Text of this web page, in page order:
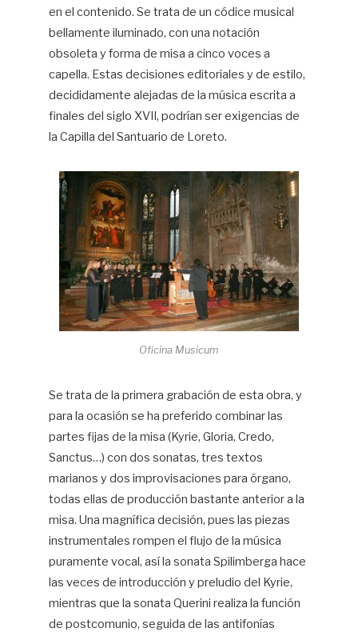
en el contenido. Se trata de un códice musical
bellamente iluminado, con una notación
obsoleta y forma de misa a cinco voces a
capella. Estas decisiones editoriales y de estilo,
decididamente alejadas de la música escrita a
finales del siglo XVII, podrían ser exigencias de
la Capilla del Santuario de Loreto.
Oficina Musicum
Se trata de la primera grabación de esta obra, y
para la ocasión se ha preferido combinar las
partes fijas de la misa (Kyrie, Gloria, Credo,
Sanctus…) con dos sonatas, tres textos
marianos y dos improvisaciones para órgano,
todas ellas de producción bastante anterior a la
misa. Una magnífica decisión, pues las piezas
instrumentales rompen el flujo de la música
puramente vocal, así la sonata Spilimberga hace
las veces de introducción y preludio del Kyrie,
mientras que la sonata Querini realiza la función
de postcomunio, seguida de las antifonías